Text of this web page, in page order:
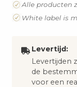
Alle producten
White label is
Levertijd:
Levertijden
de
voor een